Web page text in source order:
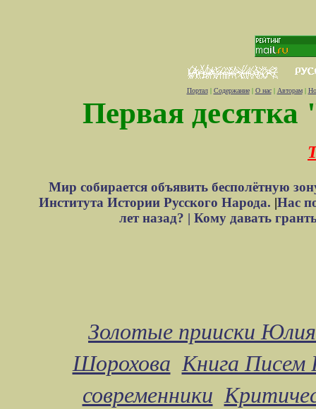
Портал| Содержание| О нас| Авторам|
Первая десятка
Мир собирается объявить бесполётную
Института Истории Русского Народа. |Нас
лет назад? | Кому давать
Золотые прииски
Шорохова Книга Писем
современники